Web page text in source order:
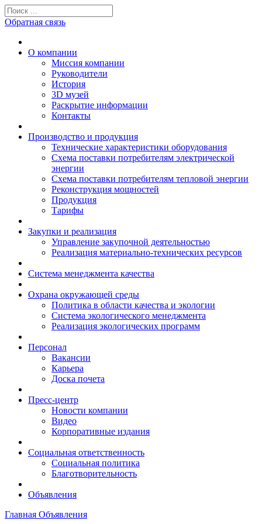
Обратная связь
О компании
Миссия компании
Руководители
История
3D музей
Раскрытие информации
Контакты
Производство и продукция
Технические характеристики оборудования
Схема поставки потребителям электрической
энергии
Схема поставки потребителям тепловой энергии
Реконструкция мощностей
Продукция
Тарифы
Закупки и реализация
Управление закупочной деятельностью
Реализация материально-технических ресурсов
Система менеджмента качества
Охрана окружающей среды
Политика в области качества и экологии
Система экологического менеджмента
Реализация экологических программ
Персонал
Вакансии
Карьера
Доска почета
Пресс-центр
Новости компании
Видео
Корпоративные издания
Социальная ответственность
Социальная политика
Благотворительность
Объявления
Главная Объявления